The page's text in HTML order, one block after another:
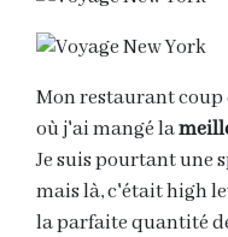
Mon restaurant coup
où j'ai mangé la
Je suis pourtant une
mais là, c'était high
la parfaite quantité